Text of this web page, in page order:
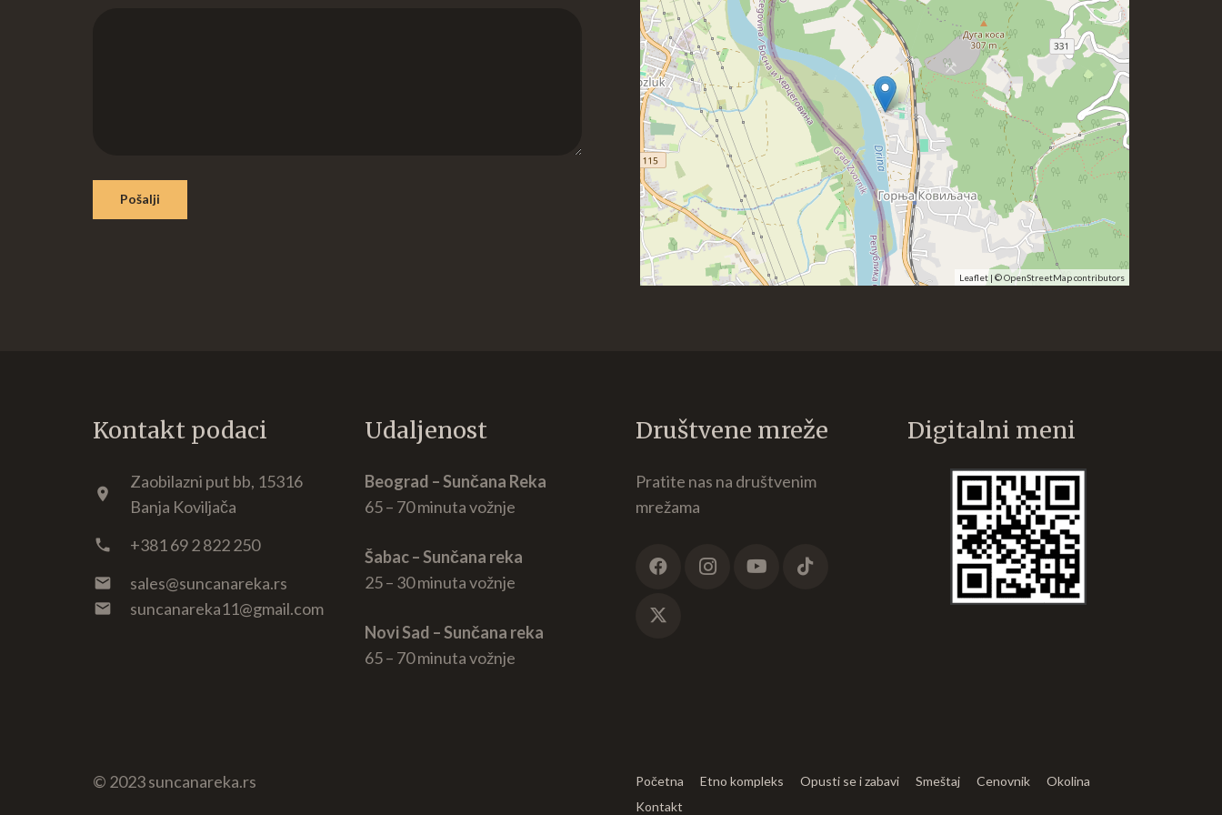
Leaflet | ©OpenStreetMapcontributors
Kontakt podaci
location_on
Zaobilazni put bb, 15316
Banja Koviljača
phone +381 69 2 822 250
mail sales@suncanareka.rs
mail suncanareka11@gmail.com
Udaljenost
Beograd – Sunčana Reka
65 – 70 minuta vožnje
Šabac – Sunčana reka
25 – 30 minuta vožnje
Novi Sad – Sunčana reka
65 – 70 minuta vožnje
Društvene mreže
Pratite nas na društvenim
mrežama
Digitalni meni
© 2023 suncanareka.rs Početna Etno kompleks Opusti se i zabavi Smeštaj Cenovnik
Okolina
Kontakt